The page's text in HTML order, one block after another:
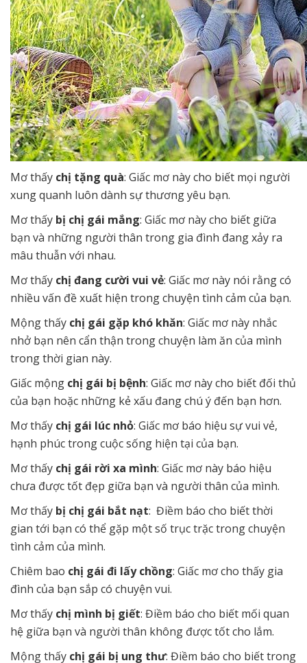
Mơ thấy chị tặng quà: Giấc mơ này cho biết mọi người
xung quanh luôn dành sự thương yêu bạn.
Mơ thấy bị chị gái mắng: Giấc mơ này cho biết giữa
bạn và những người thân trong gia đình đang xảy ra
mâu thuẫn với nhau.
Mơ thấy chị đang cười vui vẻ: Giấc mơ này nói rằng có
nhiều vấn đề xuất hiện trong chuyện tình cảm của bạn.
Mộng thấy chị gái gặp khó khăn: Giấc mơ này nhắc
nhở bạn nên cẩn thận trong chuyện làm ăn của mình
trong thời gian này.
Giấc mộng chị gái bị bệnh: Giấc mơ này cho biết đối thủ
của bạn hoặc những kẻ xấu đang chú ý đến bạn hơn.
Mơ thấy chị gái lúc nhỏ: Giấc mơ báo hiệu sự vui vẻ,
hạnh phúc trong cuộc sống hiện tại của bạn.
Mơ thấy chị gái rời xa mình: Giấc mơ này báo hiệu
chưa được tốt đẹp giữa bạn và người thân của mình.
Mơ thấy bị chị gái bắt nạt: Điềm báo cho biết thời
gian tới bạn có thể gặp một số trục trặc trong chuyện
tình cảm của mình.
Chiêm bao chị gái đi lấy chồng: Giấc mơ cho thấy gia
đình của bạn sắp có chuyện vui.
Mơ thấy chị mình bị giết: Điềm báo cho biết mối quan
hệ giữa bạn và người thân không được tốt cho lắm.
Mộng thấy chị gái bị ung thư: Điềm báo cho biết trong